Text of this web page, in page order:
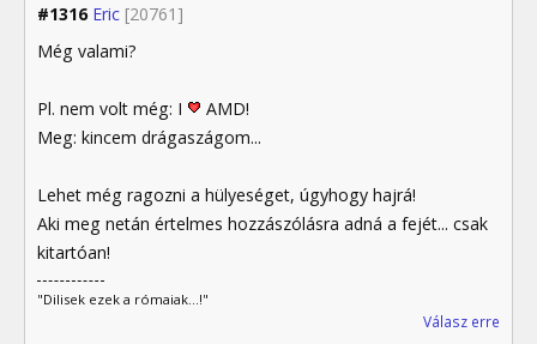
#1316 Eric [20761]
Még valami?
Pl. nem volt még: I
AMD!
Meg: kincem drágaszágom...
Lehet még ragozni a hülyeséget, úgyhogy hajrá!
Aki meg netán értelmes hozzászólásra adná a fejét... csak
kitartóan!
"Dilisek ezek a rómaiak...!"
Válasz erre